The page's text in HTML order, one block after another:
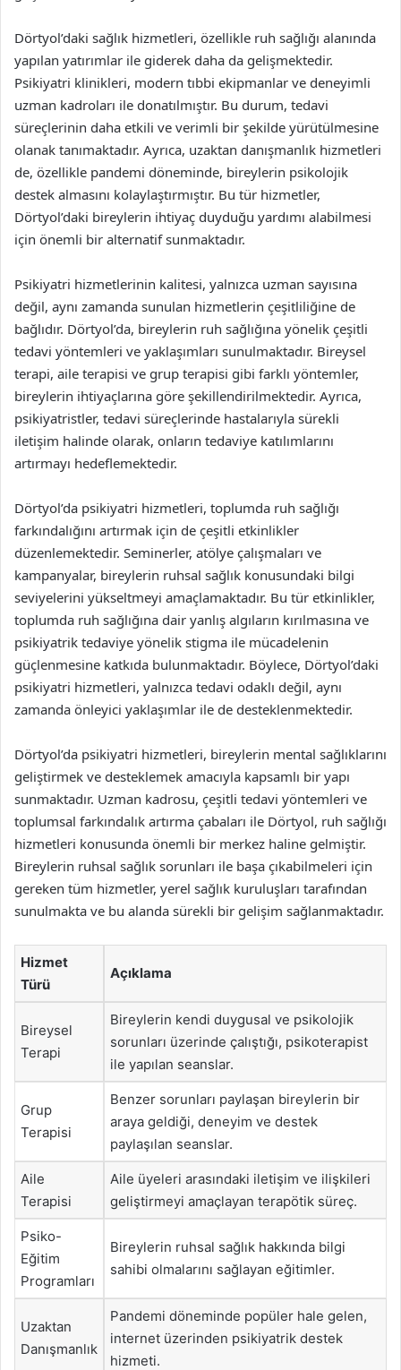
Dörtyol’daki sağlık hizmetleri, özellikle ruh sağlığı alanında
yapılan yatırımlar ile giderek daha da gelişmektedir.
Psikiyatri klinikleri, modern tıbbi ekipmanlar ve deneyimli
uzman kadroları ile donatılmıştır. Bu durum, tedavi
süreçlerinin daha etkili ve verimli bir şekilde yürütülmesine
olanak tanımaktadır. Ayrıca, uzaktan danışmanlık hizmetleri
de, özellikle pandemi döneminde, bireylerin psikolojik
destek almasını kolaylaştırmıştır. Bu tür hizmetler,
Dörtyol’daki bireylerin ihtiyaç duyduğu yardımı alabilmesi
için önemli bir alternatif sunmaktadır.
Psikiyatri hizmetlerinin kalitesi, yalnızca uzman sayısına
değil, aynı zamanda sunulan hizmetlerin çeşitliliğine de
bağlıdır. Dörtyol’da, bireylerin ruh sağlığına yönelik çeşitli
tedavi yöntemleri ve yaklaşımları sunulmaktadır. Bireysel
terapi, aile terapisi ve grup terapisi gibi farklı yöntemler,
bireylerin ihtiyaçlarına göre şekillendirilmektedir. Ayrıca,
psikiyatristler, tedavi süreçlerinde hastalarıyla sürekli
iletişim halinde olarak, onların tedaviye katılımlarını
artırmayı hedeflemektedir.
Dörtyol’da psikiyatri hizmetleri, toplumda ruh sağlığı
farkındalığını artırmak için de çeşitli etkinlikler
düzenlemektedir. Seminerler, atölye çalışmaları ve
kampanyalar, bireylerin ruhsal sağlık konusundaki bilgi
seviyelerini yükseltmeyi amaçlamaktadır. Bu tür etkinlikler,
toplumda ruh sağlığına dair yanlış algıların kırılmasına ve
psikiyatrik tedaviye yönelik stigma ile mücadelenin
güçlenmesine katkıda bulunmaktadır. Böylece, Dörtyol’daki
psikiyatri hizmetleri, yalnızca tedavi odaklı değil, aynı
zamanda önleyici yaklaşımlar ile de desteklenmektedir.
Dörtyol’da psikiyatri hizmetleri, bireylerin mental sağlıklarını
geliştirmek ve desteklemek amacıyla kapsamlı bir yapı
sunmaktadır. Uzman kadrosu, çeşitli tedavi yöntemleri ve
toplumsal farkındalık artırma çabaları ile Dörtyol, ruh sağlığı
hizmetleri konusunda önemli bir merkez haline gelmiştir.
Bireylerin ruhsal sağlık sorunları ile başa çıkabilmeleri için
gereken tüm hizmetler, yerel sağlık kuruluşları tarafından
sunulmakta ve bu alanda sürekli bir gelişim sağlanmaktadır.
Hizmet
Türü
Açıklama
Bireysel
Terapi
Bireylerin kendi duygusal ve psikolojik
sorunları üzerinde çalıştığı, psikoterapist
ile yapılan seanslar.
Grup
Terapisi
Benzer sorunları paylaşan bireylerin bir
araya geldiği, deneyim ve destek
paylaşılan seanslar.
Aile
Terapisi
Aile üyeleri arasındaki iletişim ve ilişkileri
geliştirmeyi amaçlayan terapötik süreç.
Psiko-
Eğitim
Programları
Bireylerin ruhsal sağlık hakkında bilgi
sahibi olmalarını sağlayan eğitimler.
Uzaktan
Danışmanlık
Pandemi döneminde popüler hale gelen,
internet üzerinden psikiyatrik destek
hizmeti.